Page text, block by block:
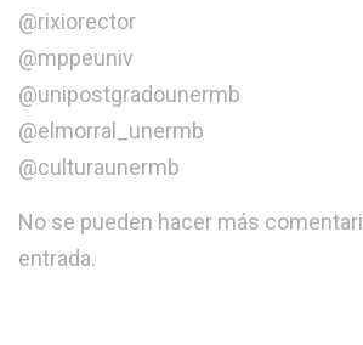
@rixiorector
@mppeuniv
@unipostgradounermb
@elmorral_unermb
@culturaunermb
No se pueden hacer más
entrada.